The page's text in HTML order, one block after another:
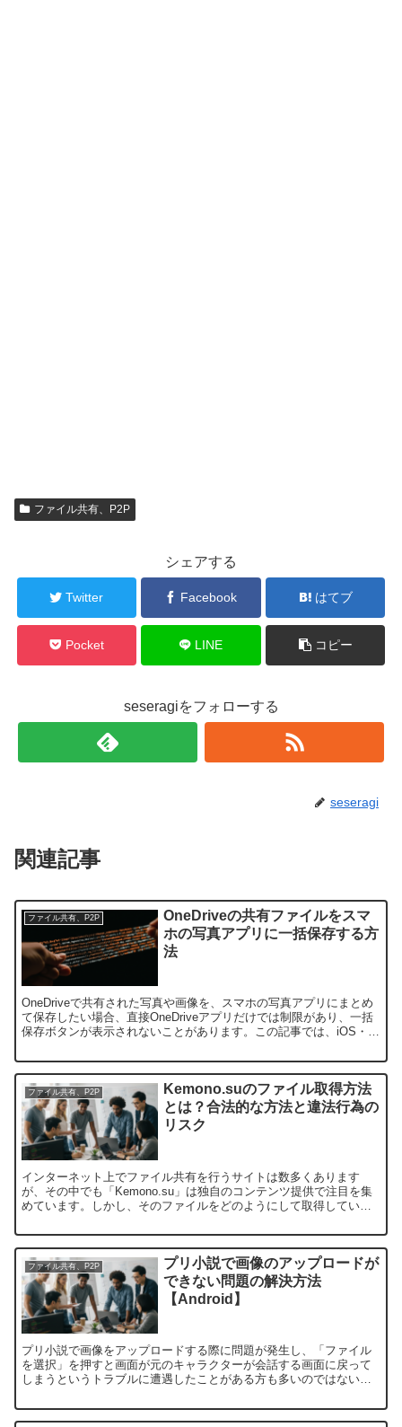
ファイル共有、P2P
シェアする
Twitter Facebook はてブ
Pocket LINE コピー
seseragiをフォローする
seseragi
関連記事
ファイル共有、P2P
OneDriveの共有ファイルをスマ
ホの写真アプリに一括保存する方
法
OneDriveで共有された写真や画像を、スマホの写真アプリにまとめ
て保存したい場合、直接OneDriveアプリだけでは制限があり、一括
保存ボタンが表示されないことがあります。この記事では、iOS・
ファイル共有、P2P
Kemono.suのファイル取得方法
とは？合法的な方法と違法行為の
リスク
インターネット上でファイル共有を行うサイトは数多くあります
が、その中でも「Kemono.su」は独自のコンテンツ提供で注目を集
めています。しかし、そのファイルをどのようにして取得している
ファイル共有、P2P
プリ小説で画像のアップロードが
できない問題の解決方法
【Android】
プリ小説で画像をアップロードする際に問題が発生し、「ファイル
を選択」を押すと画面が元のキャラクターが会話する画面に戻って
しまうというトラブルに遭遇したことがある方も多いのではないで
問...